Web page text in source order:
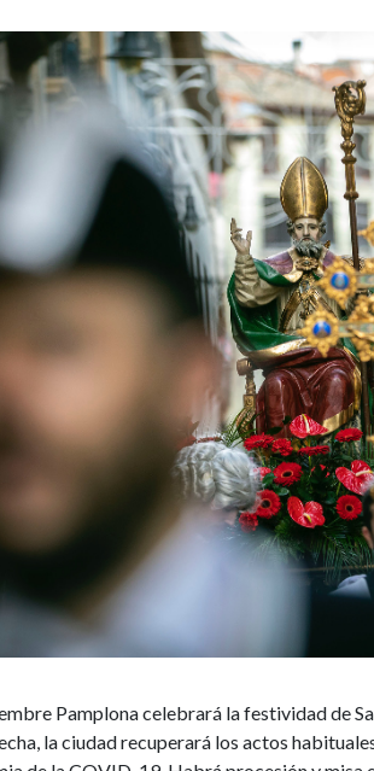
Pamplona celebrará la festividad de
la ciudad recuperará los actos